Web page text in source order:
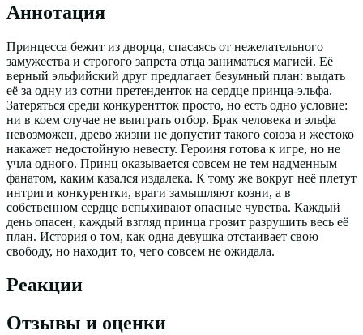
Аннотация
Принцесса бежит из дворца, спасаясь от нежелательного
замужества и строгого запрета отца заниматься магией. Её
верный эльфийский друг предлагает безумный план: выдать
её за одну из сотни претенденток на сердце принца-эльфа.
Затеряться среди конкурентток просто, но есть одно условие:
ни в коем случае не выиграть отбор. Брак человека и эльфа
невозможен, древо жизни не допустит такого союза и жестоко
накажет недостойную невесту. Героиня готова к игре, но не
учла одного. Принц оказывается совсем не тем надменным
фанатом, каким казался издалека. К тому же вокруг неё плетут
интриги конкурентки, враги замышляют козни, а в
собственном сердце вспыхивают опасные чувства. Каждый
день опасен, каждый взгляд принца грозит разрушить весь её
план. История о том, как одна девушка отстаивает свою
свободу, но находит то, чего совсем не ожидала.
Реакции
Отзывы и оценки